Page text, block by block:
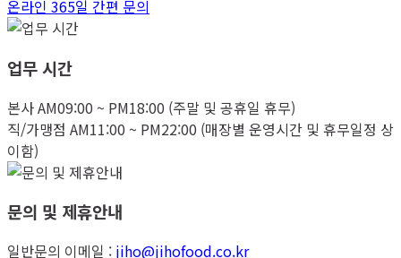
온라인 365일 간편 문의
업무 시간
본사 AM09:00 ~ PM18:00 (주말 및 공휴일 휴무)
직/가맹점 AM11:00 ~ PM22:00 (매장별 운영시간 및 휴무일정 상
이함)
문의 및 제휴안내
일반문의 이메일 : jiho@jihofood.co.kr